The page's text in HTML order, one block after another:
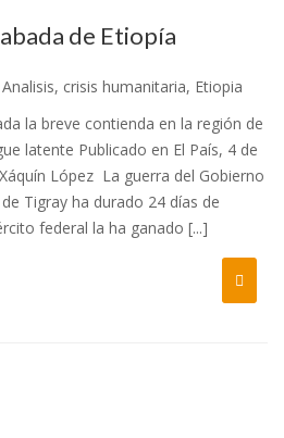
de Etiopía
Analisis, crisis humanitaria, Etiopia
la breve contienda en la región de
latente Publicado en El País, 4 de
López La guerra del Gobierno
Tigray ha durado 24 días de
federal la ha ganado [...]